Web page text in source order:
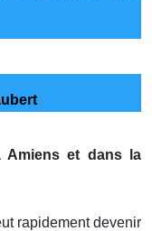
Amiens et dans la
rapidement devenir